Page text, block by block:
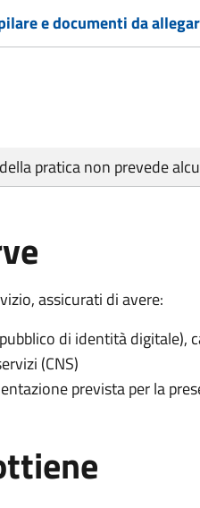
e documenti da
pratica non prevede
assicurati di avere:
di identità digitale),
(CNS)
prevista per la